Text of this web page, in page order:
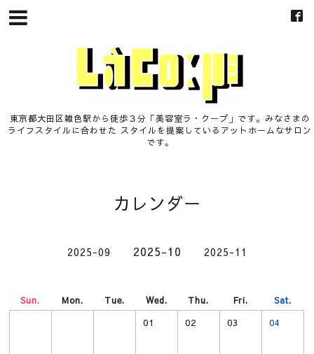
東京都大田区雑色駅から徒歩３分「美容室ラ・クープ」です。みなさまの
ライフスタイルに合わせた スタイルを提案しているアットホームなサロン
です。
カレンダー
2025-09 2025-10 2025-11
Sun. Mon. Tue. Wed. Thu. Fri. Sat.
01 02 03 04